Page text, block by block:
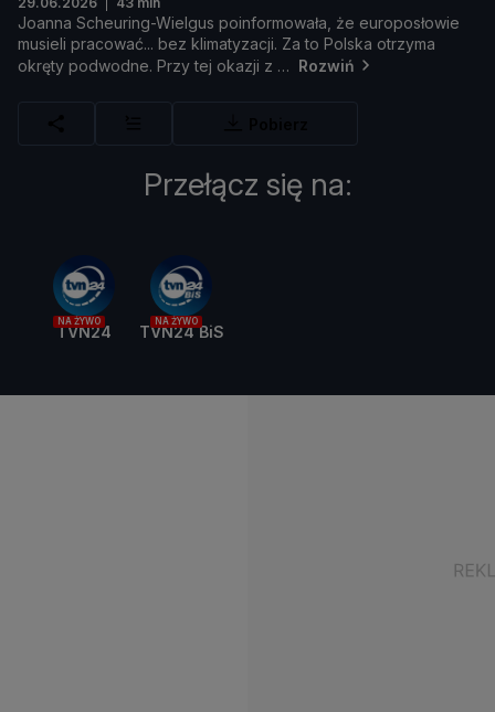
Joanna Scheuring-Wielgus poinformowała, że europosłowie
musieli pracować... bez klimatyzacji. Zato Polska otrzyma
okręty podwodne. Przytej okazji z Rozwiń
Przełącz się na:
NA ŻYWO
TVN24
NA ŻYWO
TVN24 BiS